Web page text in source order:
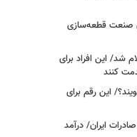
صنعت قطعه‌سازی
شد/ این افراد برای
این رقم برای
ایران/ درآمد